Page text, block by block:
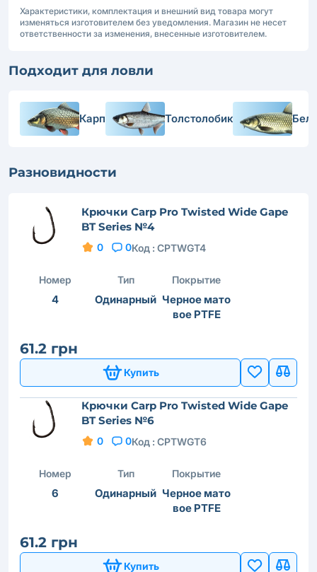
Характеристики, комплектация и внешний вид товара могут
изменяться изготовителем без уведомления. Магазин не несет
ответственности за изменения, внесенные изготовителем.
Подходит для ловли
Карп Толстолобик
Разновидности
Крючки Carp Pro Twisted Wide Gape
BT Series №4
0 0Код : CPTWGT4
Номер
4
Тип
Одинарный
Покрытие
Черное мато
вое PTFE
61.2 грн
Купить
Крючки Carp Pro Twisted Wide Gape
BT Series №6
0 0Код : CPTWGT6
Номер
6
Тип
Одинарный
Покрытие
Черное мато
вое PTFE
61.2 грн
Купить